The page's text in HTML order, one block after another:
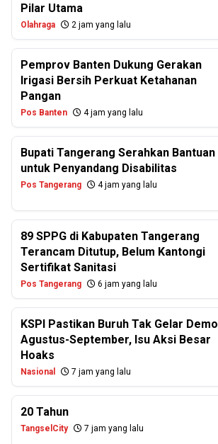
Pilar Utama
Olahraga 2 jam yang lalu
Pemprov Banten Dukung Gerakan
Irigasi Bersih Perkuat Ketahanan
Pangan
Pos Banten 4 jam yang lalu
Bupati Tangerang Serahkan Bantuan
untuk Penyandang Disabilitas
Pos Tangerang 4 jam yang lalu
89 SPPG di Kabupaten Tangerang
Terancam Ditutup, Belum Kantongi
Sertifikat Sanitasi
Pos Tangerang 6 jam yang lalu
KSPI Pastikan Buruh Tak Gelar Demo
Agustus-September, Isu Aksi Besar
Hoaks
Nasional 7 jam yang lalu
20 Tahun
TangselCity 7 jam yang lalu